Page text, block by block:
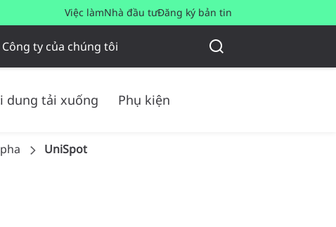
Việc làmNhà đầu tưĐăng ký bản tin
Công ty của chúng tôi
dung tải xuống Phụ kiện
UniSpot